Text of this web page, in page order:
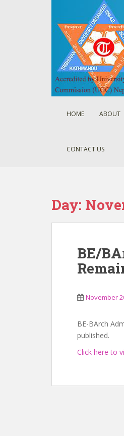
HOME ABOUT
CONTACT US
Day:
BE/
November
BE-BArch
published.
Click here to